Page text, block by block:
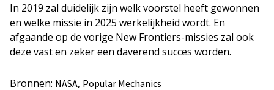
In 2019 zal duidelijk zijn welk voorstel heeft gewonnen
en welke missie in 2025 werkelijkheid wordt. En
afgaande op de vorige New Frontiers-missies zal ook
deze vast en zeker een daverend succes worden.
Bronnen: NASA, Popular Mechanics